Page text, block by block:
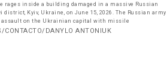
rages inside a building damaged in a massive Russian
Kyiv, Ukraine, on June 15, 2026. The Russian army
assault on the Ukrainian capital with missile
CONTACTO/DANYLO ANTONIUK